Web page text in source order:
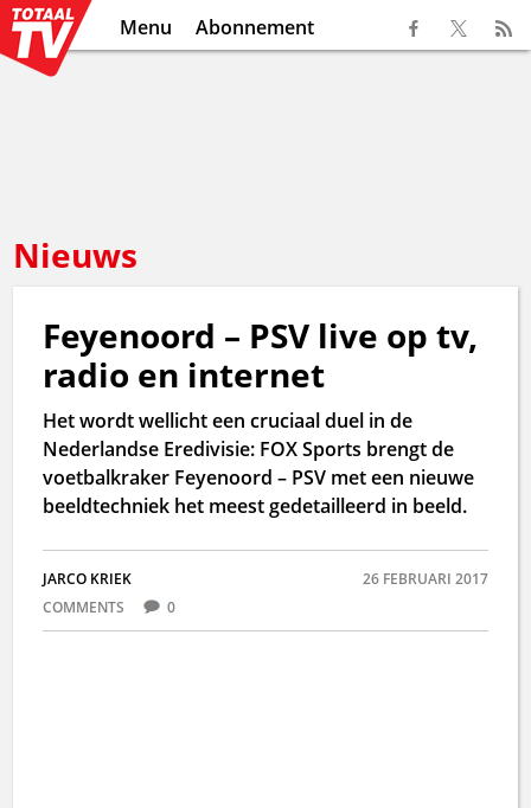
Menu Abonnement
Nieuws
Feyenoord – PSV live op tv,
radio en internet
Het wordt wellicht een cruciaal duel in de
Nederlandse Eredivisie: FOX Sports brengt de
voetbalkraker Feyenoord – PSV met een nieuwe
beeldtechniek het meest gedetailleerd in beeld.
JARCO KRIEK
26 FEBRUARI 2017
COMMENTS
0